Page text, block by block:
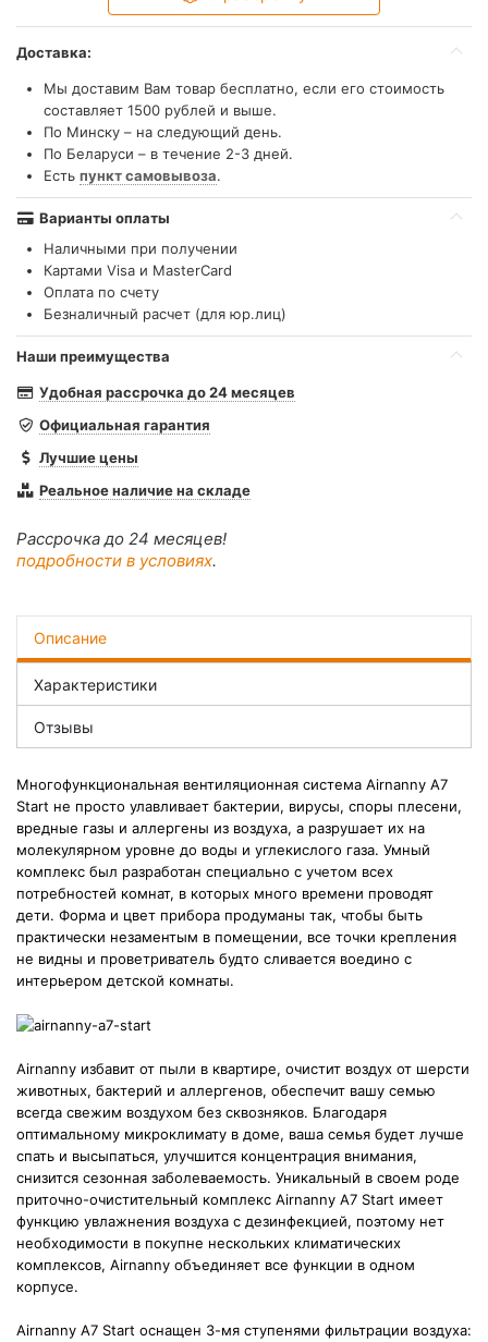
Доставка:
Мы доставим Вам товар бесплатно, если его стоимость
составляет 1500 рублей и выше.
По Минску – на следующий день.
По Беларуси – в течение 2-3 дней.
Есть пункт самовывоза.
Варианты оплаты
Наличными при получении
Картами Visa и MasterCard
Оплата по счету
Безналичный расчет (для юр.лиц)
Наши преимущества
Удобная рассрочка до 24 месяцев
Официальная гарантия
Лучшие цены
Реальное наличие на складе
Рассрочка до 24 месяцев!
подробности в условиях.
Описание
Характеристики
Отзывы
Многофункциональная вентиляционная система Airnanny A7
Start не просто улавливает бактерии, вирусы, споры плесени,
вредные газы и аллергены из воздуха, а разрушает их на
молекулярном уровне до воды и углекислого газа. Умный
комплекс был разработан специально с учетом всех
потребностей комнат, в которых много времени проводят
дети. Форма и цвет прибора продуманы так, чтобы быть
практически незаментым в помещении, все точки крепления
не видны и проветриватель будто сливается воедино с
интерьером детской комнаты.
Airnanny избавит от пыли в квартире, очистит воздух от шерсти
животных, бактерий и аллергенов, обеспечит вашу семью
всегда свежим воздухом без сквозняков. Благодаря
оптимальному микроклимату в доме, ваша семья будет лучше
спать и высыпаться, улучшится концентрация внимания,
снизится сезонная заболеваемость. Уникальный в своем роде
приточно-очистительный комплекс Airnanny A7 Start имеет
функцию увлажнения воздуха с дезинфекцией, поэтому нет
необходимости в покупне нескольких климатических
комплексов, Airnanny объединяет все функции в одном
корпусе.
Airnanny A7 Start оснащен 3-мя ступенями фильтрации воздуха: